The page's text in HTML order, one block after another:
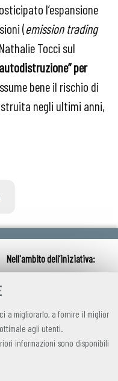
a migliorarlo, a fornire il miglior
agli utenti.
informazioni sono disponibili
l’espansione
(emission trading
Tocci sul
per
bene il rischio di
negli ultimi anni,